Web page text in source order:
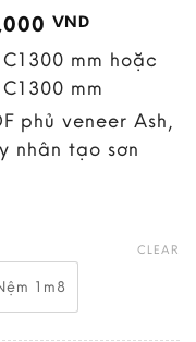
VND
through
mm hoặc
mm
phủ veneer Ash,
nhân tạo sơn
1m8
CLEAR